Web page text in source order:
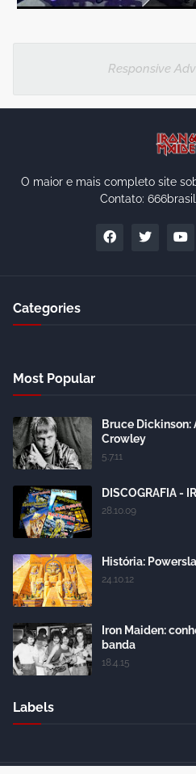
Responsive
O maior e mais completo site
Contato:
Categories
Most Popular
Bruce
Crowley
5.7.11
DISCOGRAFIA -
28.10.09
História:
24.10.12
Iron Maiden:
banda
18.4.15
Labels